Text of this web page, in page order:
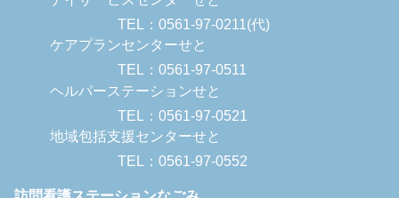
TEL：0561-97-0211(代)
ケアプランセンターせと
TEL：0561-97-0511
ヘルパーステーションせと
TEL：0561-97-0521
地域包括支援センターせと
TEL：0561-97-0552